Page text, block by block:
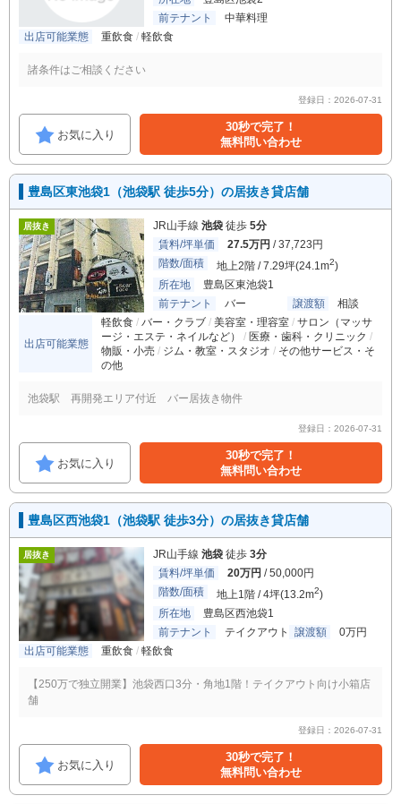
前テナント
中華料理
出店可能業態
重飲食 軽飲食
諸条件はご相談ください
登録日：2026-07-31
お気に入り
30秒で完了！
無料問い合わせ
豊島区東池袋1（池袋駅 徒歩5分）の居抜き貸店舗
居抜き JR山手線 池袋 徒歩 5分
賃料/坪単価
27.5万円 / 37,723円
階数/面積
地上2階 / 7.29坪(24.1m2)
所在地
豊島区東池袋1
前テナント
バー 譲渡額 相談
出店可能業態
軽飲食 バー・クラブ 美容室・理容室
サロン（マッサ
ージ・エステ・ネイルなど）
医療・歯科・クリニック
物販・小売
ジム・教室・スタジオ
その他サービス・そ
の他
池袋駅 再開発エリア付近 バー居抜き物件
登録日：2026-07-31
お気に入り
30秒で完了！
無料問い合わせ
豊島区西池袋1（池袋駅 徒歩3分）の居抜き貸店舗
居抜き JR山手線 池袋 徒歩 3分
賃料/坪単価
20万円 / 50,000円
階数/面積
地上1階 / 4坪(13.2m2)
所在地
豊島区西池袋1
前テナント
テイクアウト 譲渡額
0万円
出店可能業態
重飲食 軽飲食
【250万で独立開業】池袋西口3分・角地1階！テイクアウト向け小箱店
舗
登録日：2026-07-31
お気に入り
30秒で完了！
無料問い合わせ